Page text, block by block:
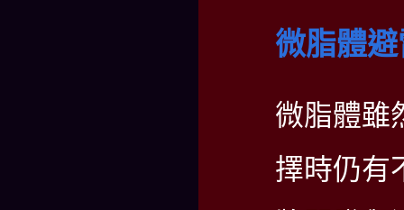
微脂體
微脂體雖
擇時仍有